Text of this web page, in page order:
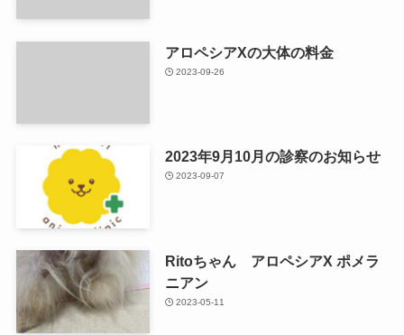
アロペシアXの大体の料金
2023-09-26
2023年9月10月の診察のお知らせ
2023-09-07
Ritoちゃん アロペシアX ポメラ
ニアン
2023-05-11